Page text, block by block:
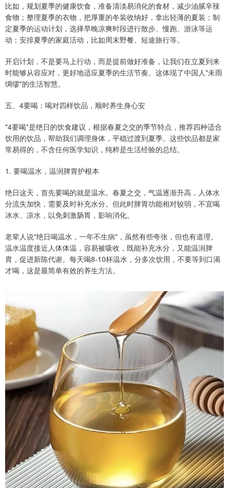
比如，规划夏季的健康饮食，准备清淡易消化的食材，减少油腻辛辣
食物；整理夏季的衣物，把厚重的冬装收纳好，拿出轻薄的夏装；制
定夏季的运动计划，选择早晚凉爽时段进行散步、慢跑、游泳等运
动；安排夏季的家庭活动，比如周末野餐、短途旅行等。
开启计划，不是要马上行动，而是提前做好准备，让我们在立夏到来
时能够从容应对，更好地适应夏季的生活节奏。这体现了中国人"未雨
绸缪"的生活智慧。
五、4要喝：喝对四样饮品，顺时养生身心安
"4要喝"是绝日的饮食建议，根据春夏之交的季节特点，推荐四种适合
饮用的饮品，帮助我们调理身体，平稳过渡到夏季。这些饮品都是家
常易得的，不含任何医学知识，纯粹是生活经验的总结。
1. 要喝温水，温润脾胃护根本
绝日这天，首先要喝的就是温水。春夏之交，气温逐渐升高，人体水
分流失加快，需要及时补充水分。但此时脾胃功能相对较弱，不宜喝
冰水、凉水，以免刺激肠胃，影响消化。
老辈人说"绝日喝温水，一年不生病"，虽然有些夸张，但也有道理。
温水温度接近人体体温，容易被吸收，既能补充水分，又能温润脾
胃，促进新陈代谢。每天喝8-10杯温水，分多次饮用，不要等到口渴
才喝，这是最简单有效的养生方法。